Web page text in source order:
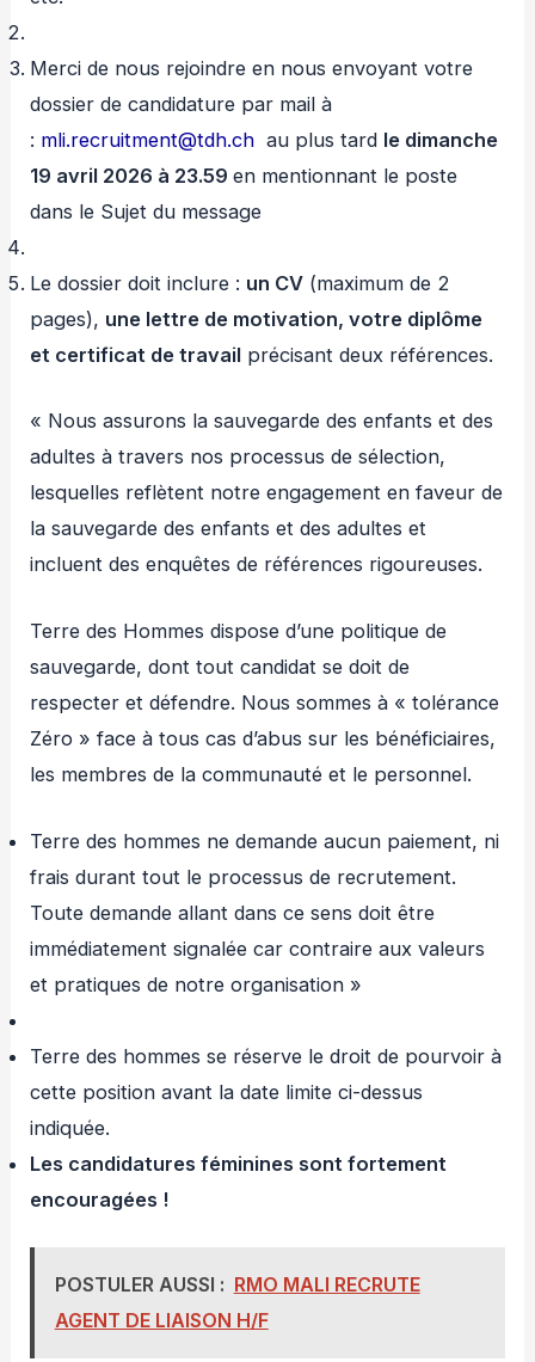
Merci de nous rejoindre en nous envoyant votre
dossier de candidature par mail à
: mli.recruitment@tdh.ch au plus tard le dimanche
19 avril 2026 à 23.59en mentionnant le poste
dans le Sujet du message
Le dossier doit inclure : un CV (maximum de 2
pages), une lettre de motivation, votre diplôme
et certificat de travail précisant deux références.
« Nous assurons la sauvegarde des enfants et des
adultes à travers nos processus de sélection,
lesquelles reflètent notre engagement en faveur de
la sauvegarde des enfants et des adultes et
incluent des enquêtes de références rigoureuses.
Terre des Hommes dispose d’une politique de
sauvegarde, dont tout candidat se doit de
respecter et défendre. Nous sommes à « tolérance
Zéro » face à tous cas d’abus sur les bénéficiaires,
les membres de la communauté et le personnel.
Terre des hommes ne demande aucun paiement, ni
frais durant tout le processus de recrutement.
Toute demande allant dans ce sens doit être
immédiatement signalée car contraire aux valeurs
et pratiques de notre organisation »
Terre des hommes se réserve le droit de pourvoir à
cette position avant la date limite ci-dessus
indiquée.
Les candidatures féminines sont fortement
encouragées !
POSTULER AUSSI : RMO MALI RECRUTE
AGENT DE LIAISON H/F